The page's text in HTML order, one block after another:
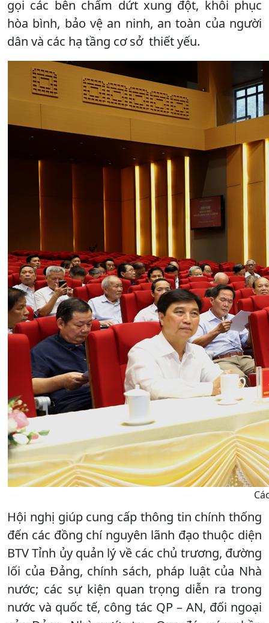
gọi các bên chấm dứt xung đột, khôi phục
hòa bình, bảo vệ an ninh, an toàn của người
dân và các hạ tầng cơ sở thiết yếu.
Hội nghị giúp cung cấp thông tin chính thống
đến các đồng chí nguyên lãnh đạo thuộc diện
BTV Tỉnh ủy quản lý về các chủ trương, đường
lối của Đảng, chính sách, pháp luật của Nhà
nước; các sự kiện quan trọng diễn ra trong
nước và quốc tế, công tác QP – AN, đối ngoại